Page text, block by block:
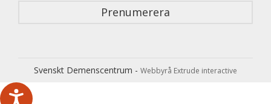
Svenskt Demenscentrum - Webbyrå Extrude interactive